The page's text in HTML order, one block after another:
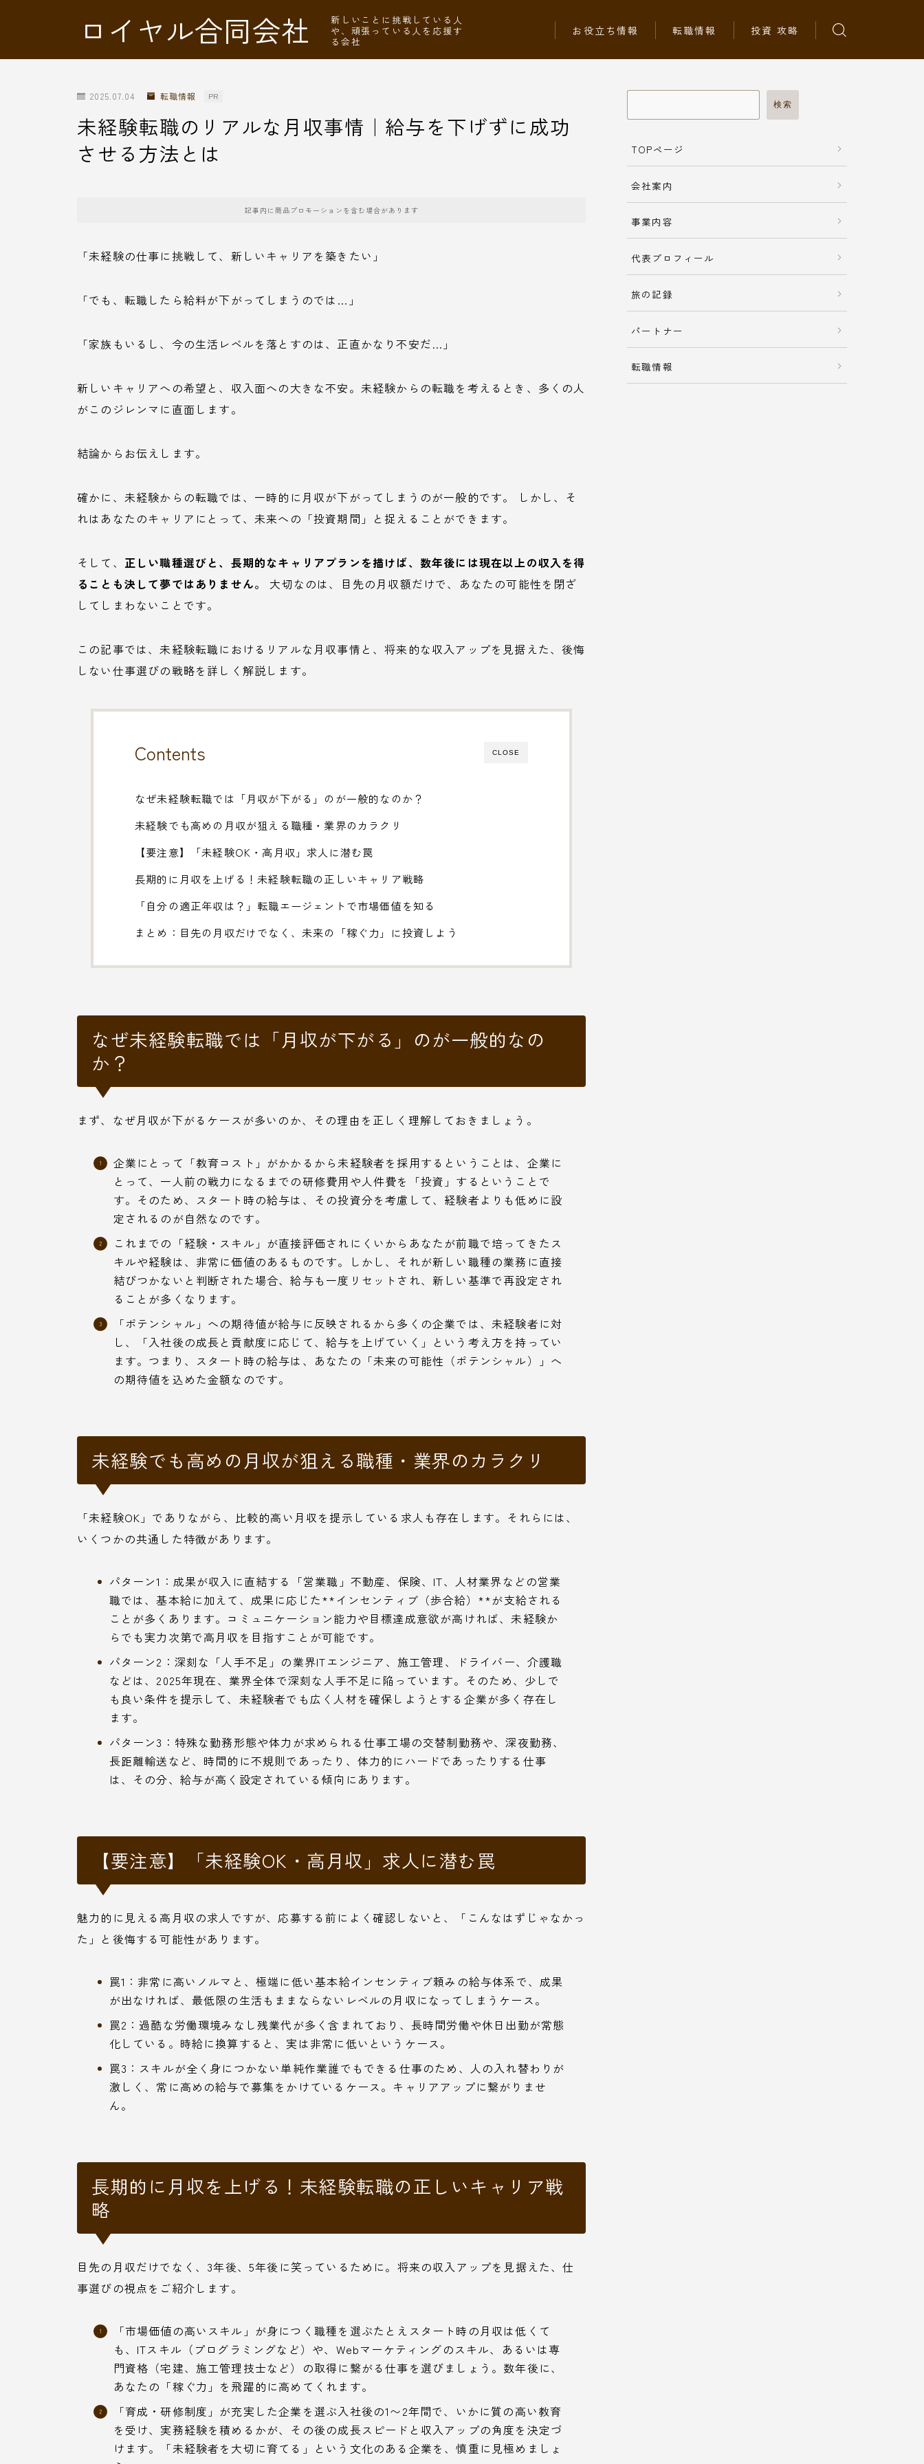
ロイヤル合同会社
新しいことに挑戦している人
や、頑張っている人を応援す
る会社
お役立ち情報 転職情報 投資 攻略
2025.07.04 転職情報 PR
未経験転職のリアルな月収事情｜給与を下げずに成功
させる方法とは
記事内に商品プロモーションを含む場合があります
「未経験の仕事に挑戦して、新しいキャリアを築きたい」
「でも、転職したら給料が下がってしまうのでは…」
「家族もいるし、今の生活レベルを落とすのは、正直かなり不安だ…」
新しいキャリアへの希望と、収入面への大きな不安。未経験からの転職を考えるとき、多くの人
がこのジレンマに直面します。
結論からお伝えします。
確かに、未経験からの転職では、一時的に月収が下がってしまうのが一般的です。 しかし、そ
れはあなたのキャリアにとって、未来への「投資期間」と捉えることができます。
そして、 正しい職種選びと、長期的なキャリアプランを描けば、数年後には現在以上の収入を得
ることも決して夢ではありません。
大切なのは、目先の月収額だけで、あなたの可能性を閉ざ
してしまわないことです。
この記事では、未経験転職におけるリアルな月収事情と、将来的な収入アップを見据えた、後悔
しない仕事選びの戦略を詳しく解説します。
CLOSE
Contents
なぜ未経験転職では「月収が下がる」のが一般的なのか？
未経験でも高めの月収が狙える職種・業界のカラクリ
【要注意】「未経験OK・高月収」求人に潜む罠
長期的に月収を上げる！未経験転職の正しいキャリア戦略
「自分の適正年収は？」転職エージェントで市場価値を知る
まとめ：目先の月収だけでなく、未来の「稼ぐ力」に投資しよう
なぜ未経験転職では「月収が下がる」のが一般的なの
か？
まず、なぜ月収が下がるケースが多いのか、その理由を正しく理解しておきましょう。
企業にとって「教育コスト」がかかるから未経験者を採用するということは、企業に
とって、一人前の戦力になるまでの研修費用や人件費を「投資」するということで
す。そのため、スタート時の給与は、その投資分を考慮して、経験者よりも低めに設
定されるのが自然なのです。
これまでの「経験・スキル」が直接評価されにくいからあなたが前職で培ってきたス
キルや経験は、非常に価値のあるものです。しかし、それが新しい職種の業務に直接
結びつかないと判断された場合、給与も一度リセットされ、新しい基準で再設定され
ることが多くなります。
「ポテンシャル」への期待値が給与に反映されるから多くの企業では、未経験者に対
し、「入社後の成長と貢献度に応じて、給与を上げていく」という考え方を持ってい
ます。つまり、スタート時の給与は、あなたの「未来の可能性（ポテンシャル）」へ
の期待値を込めた金額なのです。
未経験でも高めの月収が狙える職種・業界のカラクリ
「未経験OK」でありながら、比較的高い月収を提示している求人も存在します。それらには、
いくつかの共通した特徴があります。
パターン1：成果が収入に直結する「営業職」不動産、保険、IT、人材業界などの営業
職では、基本給に加えて、成果に応じた**インセンティブ（歩合給）**が支給される
ことが多くあります。コミュニケーション能力や目標達成意欲が高ければ、未経験か
らでも実力次第で高月収を目指すことが可能です。
パターン2：深刻な「人手不足」の業界ITエンジニア、施工管理、ドライバー、介護職
などは、2025年現在、業界全体で深刻な人手不足に陥っています。そのため、少しで
も良い条件を提示して、未経験者でも広く人材を確保しようとする企業が多く存在し
ます。
パターン3：特殊な勤務形態や体力が求められる仕事工場の交替制勤務や、深夜勤務、
長距離輸送など、時間的に不規則であったり、体力的にハードであったりする仕事
は、その分、給与が高く設定されている傾向にあります。
【要注意】「未経験OK・高月収」求人に潜む罠
魅力的に見える高月収の求人ですが、応募する前によく確認しないと、「こんなはずじゃなかっ
た」と後悔する可能性があります。
罠1：非常に高いノルマと、極端に低い基本給インセンティブ頼みの給与体系で、成果
が出なければ、最低限の生活もままならないレベルの月収になってしまうケース。
罠2：過酷な労働環境みなし残業代が多く含まれており、長時間労働や休日出勤が常態
化している。時給に換算すると、実は非常に低いというケース。
罠3：スキルが全く身につかない単純作業誰でもできる仕事のため、人の入れ替わりが
激しく、常に高めの給与で募集をかけているケース。キャリアアップに繋がりませ
ん。
長期的に月収を上げる！未経験転職の正しいキャリア戦
略
目先の月収だけでなく、3年後、5年後に笑っているために。将来の収入アップを見据えた、仕
事選びの視点をご紹介します。
「市場価値の高いスキル」が身につく職種を選ぶたとえスタート時の月収は低くて
も、ITスキル（プログラミングなど）や、Webマーケティングのスキル、あるいは専
門資格（宅建、施工管理技士など）の取得に繋がる仕事を選びましょう。数年後に、
あなたの「稼ぐ力」を飛躍的に高めてくれます。
「育成・研修制度」が充実した企業を選ぶ入社後の1〜2年間で、いかに質の高い教育
を受け、実務経験を積めるかが、その後の成長スピードと収入アップの角度を決定づ
けます。「未経験者を大切に育てる」という文化のある企業を、慎重に見極めましょ
検索
TOPページ
会社案内
事業内容
代表プロフィール
旅の記録
パートナー
転職情報